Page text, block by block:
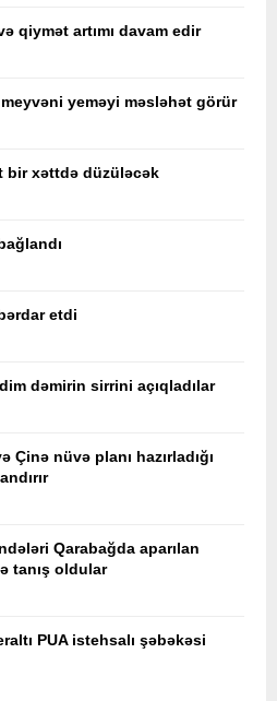
qiymət artımı davam edir
yeməyi məsləhət görür
bir xəttdə düzüləcək
etdi
dəmirin sirrini açıqladılar
Çinə nüvə planı hazırladığı
Qarabağda aparılan
tanış oldular
PUA istehsalı şəbəkəsi